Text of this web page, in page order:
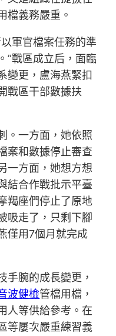
檔義務嚴重。
軍官檔案任務的準
”戰區成立后，面臨
變更，盧海燕緊扣
戰區干部數據扶
。一方面，她依照
案和數據停止審查
一方面，她想方想
結合作戰批示平臺
羯座們停止了原地
吸走了，只剩下腳
僅用7個月就完成
手腕的成長變更，
波健檢管檔用檔，
人等供給參考。在
等屢次嚴重練習義